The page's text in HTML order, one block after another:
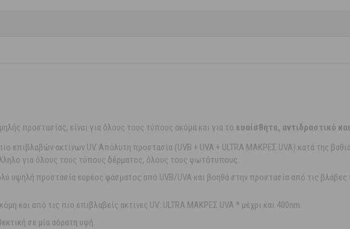
προστασίας, είναι για όλους τους τύπους ακόμα και για το ευαίσθητο, αντιδραστικό
επιβλαβών ακτίνων UV. Απόλυτη προστασία (UVB + UVA + ULTRA ΜΑΚΡΕΣ UVA) κατά της
για όλους τους τύπους δέρματος, όλους τους φωτότυπους.
υψηλή προστασία ευρέος φάσματος από UVB/UVA και βοηθά στην προστασία από τις
και από τις πιο επιβλαβείς ακτίνες UV: ULTRA ΜΑΚΡΕΣ UVA * μέχρι και 400nm.
σε μία αόρατη υφή.